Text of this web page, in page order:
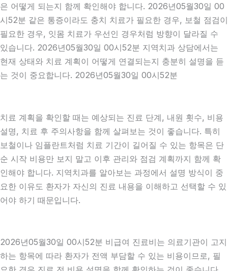
은 어떻게 되는지 함께 확인해야 합니다. 2026년05월30일 00
시52분 같은 통증이라도 충치 치료가 필요한 경우, 보철 점검이
필요한 경우, 잇몸 치료가 우선인 경우처럼 방향이 달라질 수
있습니다. 2026년05월30일 00시52분 지역치과 상담에서는
현재 상태와 치료 계획이 어떻게 연결되는지 충분히 설명을 듣
는 것이 중요합니다. 2026년05월30일 00시52분
치료 계획을 확인할 때는 예상되는 진료 단계, 내원 횟수, 비용
설명, 치료 후 주의사항을 함께 살펴보는 것이 좋습니다. 특히
보철이나 임플란트처럼 치료 기간이 길어질 수 있는 항목은 단
순 시작 비용만 보지 말고 이후 관리와 점검 계획까지 함께 확
인해야 합니다. 지역치과를 알아보는 과정에서 설명 방식이 중
요한 이유도 환자가 자신의 진료 내용을 이해하고 선택할 수 있
어야 하기 때문입니다.
2026년05월30일 00시52분 비급여 진료비는 의료기관이 고지
하는 항목에 따라 환자가 전액 부담할 수 있는 비용이므로, 필